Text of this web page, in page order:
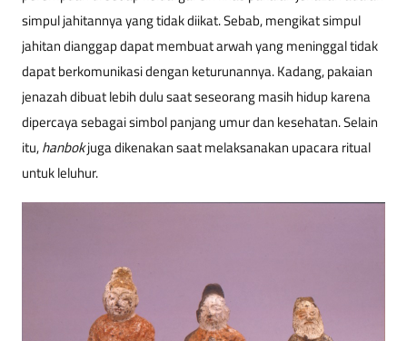
simpul jahitannya yang tidak diikat. Sebab, mengikat simpul
jahitan dianggap dapat membuat arwah yang meninggal tidak
dapat berkomunikasi dengan keturunannya. Kadang, pakaian
jenazah dibuat lebih dulu saat seseorang masih hidup karena
dipercaya sebagai simbol panjang umur dan kesehatan. Selain
itu,hanbokjuga dikenakan saat melaksanakan upacara ritual
untuk leluhur.